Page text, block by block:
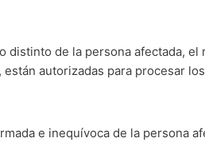
de la persona afectada,
autorizadas para procesar
e inequívoca de la persona